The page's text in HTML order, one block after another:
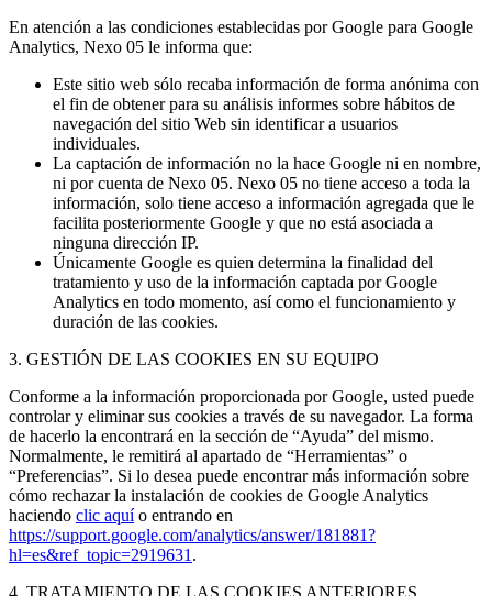
En atención a las condiciones establecidas por Google para Google
Analytics, Nexo 05 le informa que:
Este sitio web sólo recaba información de forma anónima con
el fin de obtener para su análisis informes sobre hábitos de
navegación del sitio Web sin identificar a usuarios
individuales.
La captación de información no la hace Google ni en nombre,
ni por cuenta de Nexo 05. Nexo 05 no tiene acceso a toda la
información, solo tiene acceso a información agregada que le
facilita posteriormente Google y que no está asociada a
ninguna dirección IP.
Únicamente Google es quien determina la finalidad del
tratamiento y uso de la información captada por Google
Analytics en todo momento, así como el funcionamiento y
duración de las cookies.
3. GESTIÓN DE LAS COOKIES EN SU EQUIPO
Conforme a la información proporcionada por Google, usted puede
controlar y eliminar sus cookies a través de su navegador. La forma
de hacerlo la encontrará en la sección de “Ayuda” del mismo.
Normalmente, le remitirá al apartado de “Herramientas” o
“Preferencias”. Si lo desea puede encontrar más información sobre
cómo rechazar la instalación de cookies de Google Analytics
haciendo clic aquío entrando en
https://support.google.com/analytics/answer/181881?
hl=es&ref_topic=2919631 .
4. TRATAMIENTO DE LAS COOKIES ANTERIORES